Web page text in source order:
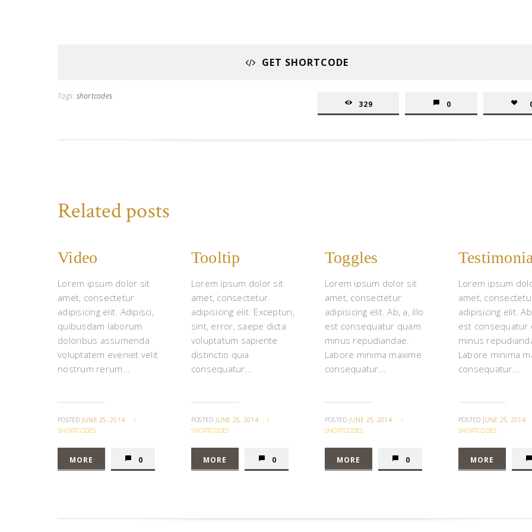
GET SHORTCODE
329 0
Tags: shortcodes
Related posts
Video
Lorem ipsum dolor sit
amet, consectetur
adipisicing elit. Adipisci,
quibusdam laborum
doloribus assumenda
voluptatem eveniet velit
nostrum rerum...
POSTED JUNE 25, 2014
/
SHORTCODES
MORE 0
Tooltip
Lorem ipsum dolor sit
amet, consectetur
adipisicing elit. Excepturi,
sint, error, saepe dicta
voluptatum sapiente
distinctio quia
consequatur...
POSTED JUNE 25, 2014
/
SHORTCODES
MORE 0
Toggles
Lorem ipsum dolor sit
amet, consectetur
adipisicing elit. Ab, a, illo
est consequatur quam
minus repudiandae.
Labore minima maxime
consequatur...
POSTED JUNE 25, 2014
/
SHORTCODES
MORE 0
Lorem ipsum
amet,
adipisicing elit.
est consequatur
minus
Labore minima
consequatur...
POSTED JUNE 25, 2014
SHORTCODES
MORE